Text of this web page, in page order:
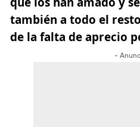
también a todo el
de la falta de aprecio
-